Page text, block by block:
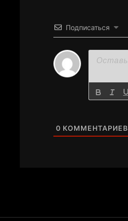
Подписаться
0 КОММЕНТАРИЕВ